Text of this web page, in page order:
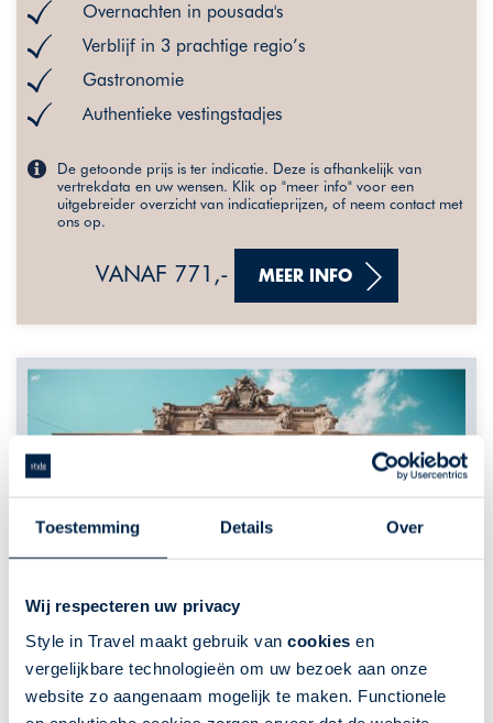
Toestemming Details Over
Wij respecteren uw privacy
Style in Travel maakt gebruik van cookies en
vergelijkbare technologieën om uw bezoek aan onze
website zo aangenaam mogelijk te maken. Functionele
Overnachten in pousada's
Verblijf in 3 prachtige regio’s
Gastronomie
Authentieke vestingstadjes
De getoonde prijs is ter indicatie. Deze is afhankelijk van
vertrekdata en uw wensen. Klik op "meer info" voor een
uitgebreider overzicht van indicatieprijzen, of neem contact met
ons op.
VANAF 771,- MEER INFO